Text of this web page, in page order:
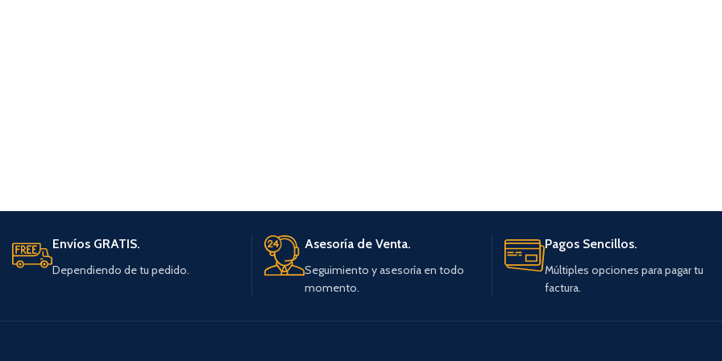
Envíos GRATIS.
Dependiendo de tu pedido.
Asesoría de Venta.
Seguimiento y asesoría en todo
momento.
Pagos Sencillos.
Múltiples opciones para pagar tu
factura.